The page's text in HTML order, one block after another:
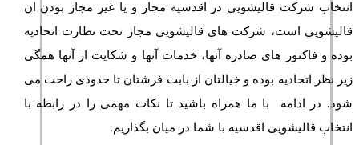
انتخاب شرکت قالیشویی در اقدسیه مجاز و یا غیر مجاز بودن ان
قالیشویی است، شرکت های قالیشویی مجاز تحت نظارت اتحادیه
بوده و فاکتور های صادره آنها، خدمات آنها و شکایت از آنها همگی
زیر نظر اتحادیه بوده و خیالتان از بابت فرشتان تا حدودی راحت می
شود. در ادامه با ما همراه باشید تا نکات مهمی را در رابطه با
انتخاب قالیشویی اقدسیه با شما در میان بگذاریم.